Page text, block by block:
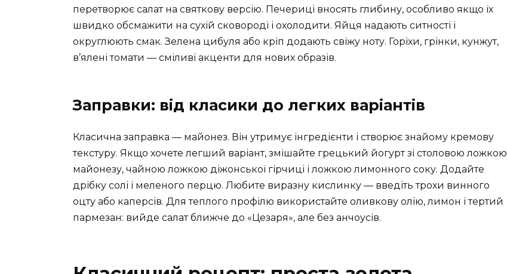
перетворює салат на святкову версію. Печериці вносять глибину, особливо якщо їх
швидко обсмажити на сухій сковороді і охолодити. Яйця надають ситності і
округлюють смак. Зелена цибуля або кріп додають свіжу ноту. Горіхи, грінки, кунжут,
в’ялені томати — сміливі акценти для нових образів.
Заправки: від класики до легких варіантів
Класична заправка — майонез. Він утримує інгредієнти і створює знайому кремову
текстуру. Якщо хочете легший варіант, змішайте грецький йогурт зі столовою ложкою
майонезу, чайною ложкою діжонської гірчиці і ложкою лимонного соку. Додайте
дрібку солі і меленого перцю. Любите виразну кислинку — введіть трохи винного
оцту або каперсів. Для теплого профілю використайте оливкову олію, лимон і тертий
пармезан: вийде салат ближче до «Цезаря», але без анчоусів.